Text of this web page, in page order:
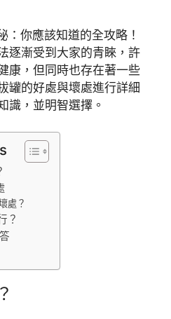
逐漸受到大家的青睞，許
康，但同時也存在著一些
罐的好處與壞處進行詳細
識，並明智選擇。
處？
？